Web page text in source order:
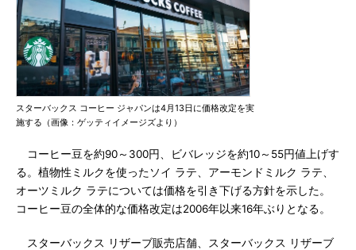
スターバックス コーヒー ジャパンは4月13日に価格改定を実
施する（画像：ゲッティイメージズより）
コーヒー豆を約90～300円、ビバレッジを約10～55円値上げす
る。植物性ミルクを使ったソイ ラテ、アーモンドミルク ラテ、
オーツミルク ラテについては価格を引き下げる方針を示した。
コーヒー豆の全体的な価格改定は2006年以来16年ぶりとなる。
スターバックス リザーブ販売店舗、スターバックス リザーブ